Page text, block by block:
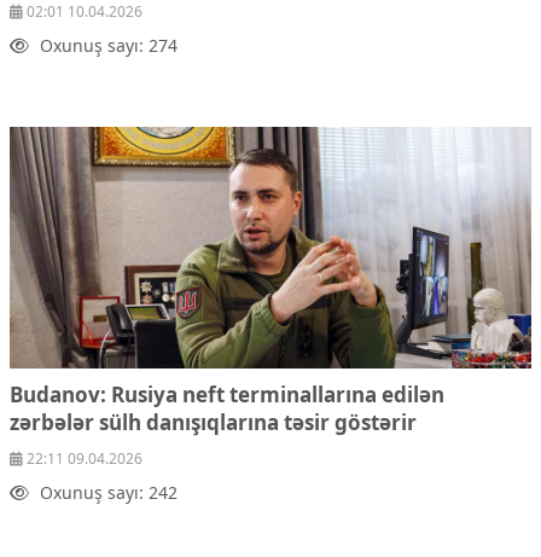
02:01 10.04.2026
Oxunuş sayı: 274
Budanov: Rusiya neft terminallarına edilən
zərbələr sülh danışıqlarına təsir göstərir
22:11 09.04.2026
Oxunuş sayı: 242